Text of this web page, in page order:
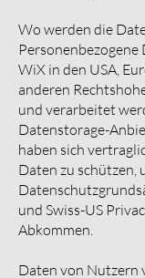
Wo werden die
WiX in den USA,
anderen
und verarbeitet
Datenstorage-
haben sich
Daten zu schützen,
und Swiss-US
Abkommen.
Daten von Nutzern